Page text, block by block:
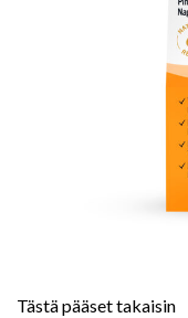
Tästä pääset takaisin